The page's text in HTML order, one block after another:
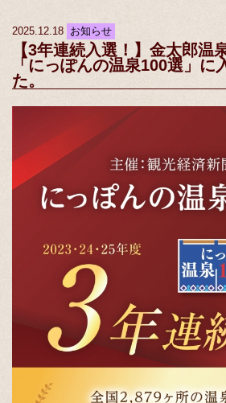
2025.12.18 お知らせ
【3年連続入選！】金太郎温
「にっぽんの温泉100選」に
た。